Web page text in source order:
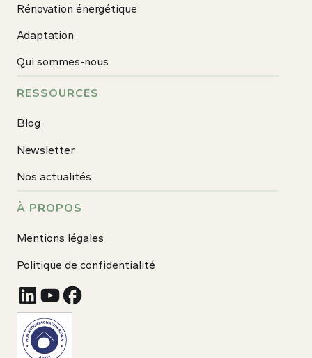
Rénovation énergétique
Adaptation
Qui sommes-nous
RESSOURCES
Blog
Newsletter
Nos actualités
À PROPOS
Mentions légales
Politique de confidentialité